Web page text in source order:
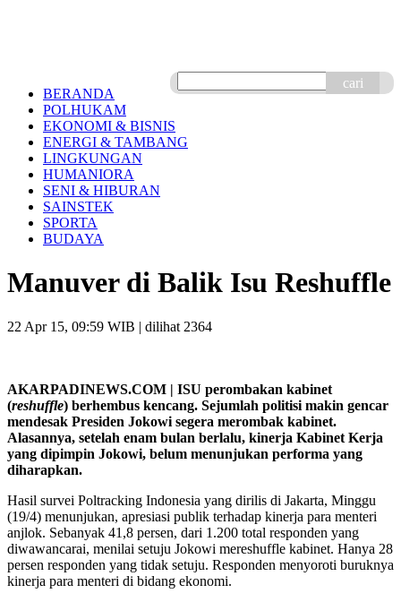
cari
BERANDA
POLHUKAM
EKONOMI & BISNIS
ENERGI & TAMBANG
LINGKUNGAN
HUMANIORA
SENI & HIBURAN
SAINSTEK
SPORTA
BUDAYA
Manuver di Balik Isu Reshuffle
22 Apr 15, 09:59 WIB | dilihat 2364
AKARPADINEWS.COM | ISU perombakan kabinet
(reshuffle) berhembus kencang. Sejumlah politisi makin gencar
mendesak Presiden Jokowi segera merombak kabinet.
Alasannya, setelah enam bulan berlalu, kinerja Kabinet Kerja
yang dipimpin Jokowi, belum menunjukan performa yang
diharapkan.
Hasil survei Poltracking Indonesia yang dirilis di Jakarta, Minggu
(19/4) menunjukan, apresiasi publik terhadap kinerja para menteri
anjlok. Sebanyak 41,8 persen, dari 1.200 total responden yang
diwawancarai, menilai setuju Jokowi mereshuffle kabinet. Hanya 28
persen responden yang tidak setuju. Responden menyoroti buruknya
kinerja para menteri di bidang ekonomi.